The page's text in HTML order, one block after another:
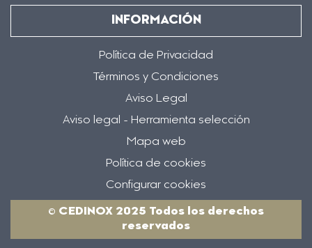
INFORMACIÓN
Política de Privacidad
Términos y Condiciones
Aviso Legal
Aviso legal - Herramienta selección
Mapa web
Política de cookies
Configurar cookies
© CEDINOX 2025 Todos los derechos
reservados